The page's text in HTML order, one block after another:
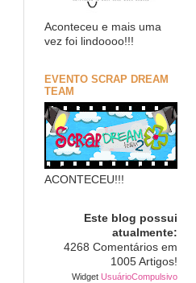
Aconteceu e mais uma
vez foi lindoooo!!!
EVENTO SCRAP DREAM
TEAM
ACONTECEU!!!
Este blog possui
atualmente:
4268 Comentários em
1005 Artigos!
Widget UsuárioCompulsivo